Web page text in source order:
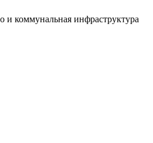
и коммунальная инфраструктура